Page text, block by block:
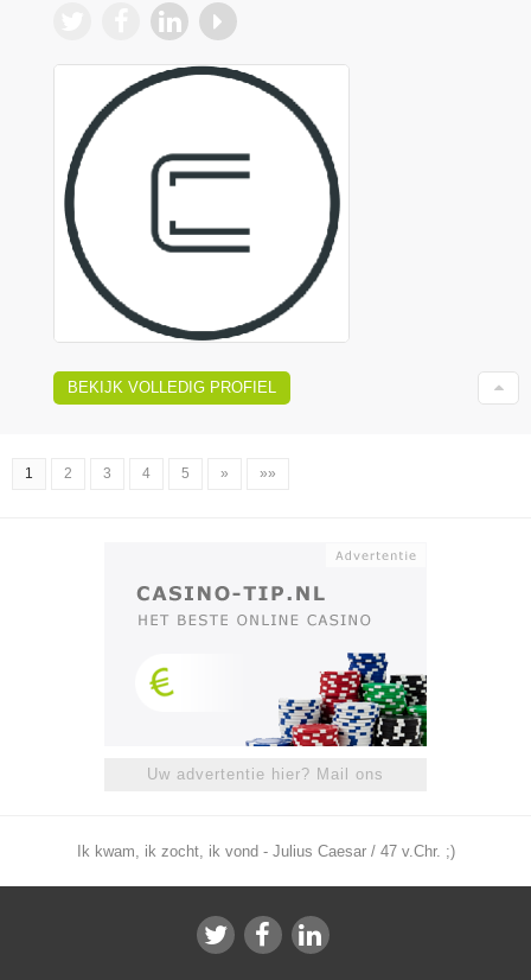
BEKIJK VOLLEDIG PROFIEL
1 2 3 4 5 » »»
Uw advertentie hier? Mail ons
Ik kwam, ik zocht, ik vond - Julius Caesar / 47 v.Chr. ;)